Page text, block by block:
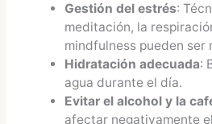
Gestión del estrés:
meditación, la
mindfulness pueden ser
Hidratación adecuada:
agua durante el día.
Evitar el alcohol y la
afectar negativamente